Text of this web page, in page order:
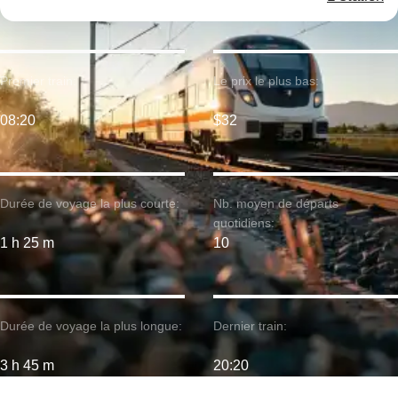
Durée de voyage la plus courte:
1 h 25 m
Premier train:
08:20
Durée de voyage la plus longue:
3 h 45 m
Le prix le plus bas:
$32
Nb. moyen de départs
quotidiens:
10
Dernier train:
20:20